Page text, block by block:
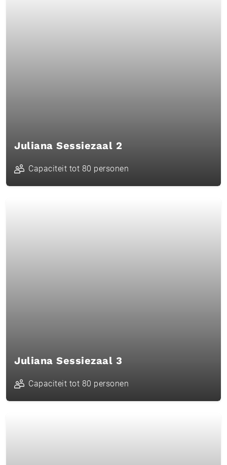
Juliana Sessiezaal 2
Capaciteit tot 80 personen
Juliana Sessiezaal 3
Capaciteit tot 80 personen